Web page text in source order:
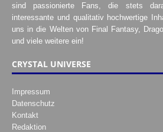
sind passionierte Fans, die stets
interessante und qualitativ hochwertige
uns in die Welten von Final Fantasy,
und viele weitere ein!
CRYSTAL UNIVERSE
Impressum
Datenschutz
Kontakt
Redaktion